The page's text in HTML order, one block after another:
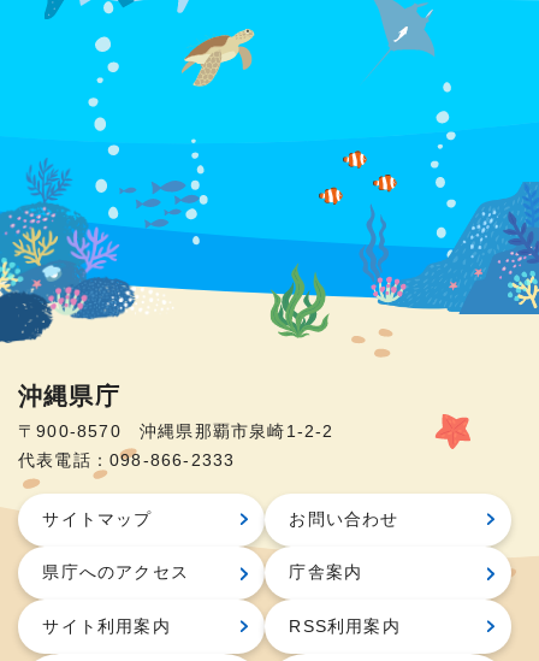
沖縄県庁
〒900-8570 沖縄県那覇市泉崎1-2-2
代表電話：098-866-2333
サイトマップ お問い合わせ
県庁へのアクセス 庁舎案内
サイト利用案内 RSS利用案内